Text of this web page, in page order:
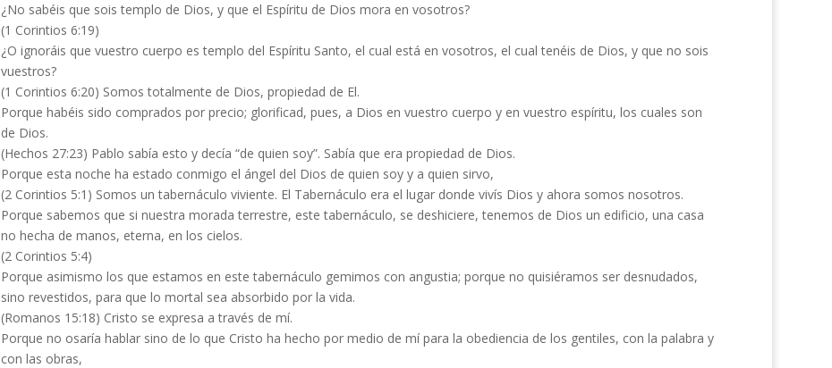
¿No sabéis que sois templo de Dios, y que el Espíritu de Dios mora en vosotros?
(1 Corintios 6:19)
¿O ignoráis que vuestro cuerpo es templo del Espíritu Santo, el cual está en vosotros, el cual tenéis de Dios, y que no sois
vuestros?
(1 Corintios 6:20) Somos totalmente de Dios, propiedad de El.
Porque habéis sido comprados por precio; glorificad, pues, a Dios en vuestro cuerpo y en vuestro espíritu, los cuales son
de Dios.
(Hechos 27:23) Pablo sabía esto y decía “de quien soy”. Sabía que era propiedad de Dios.
Porque esta noche ha estado conmigo el ángel del Dios de quien soy y a quien sirvo,
(2 Corintios 5:1) Somos un tabernáculo viviente. El Tabernáculo era el lugar donde vivís Dios y ahora somos nosotros.
Porque sabemos que si nuestra morada terrestre, este tabernáculo, se deshiciere, tenemos de Dios un edificio, una casa
no hecha de manos, eterna, en los cielos.
(2 Corintios 5:4)
Porque asimismo los que estamos en este tabernáculo gemimos con angustia; porque no quisiéramos ser desnudados,
sino revestidos, para que lo mortal sea absorbido por la vida.
(Romanos 15:18) Cristo se expresa a través de mí.
Porque no osaría hablar sino de lo que Cristo ha hecho por medio de mí para la obediencia de los gentiles, con la palabra y
con las obras,